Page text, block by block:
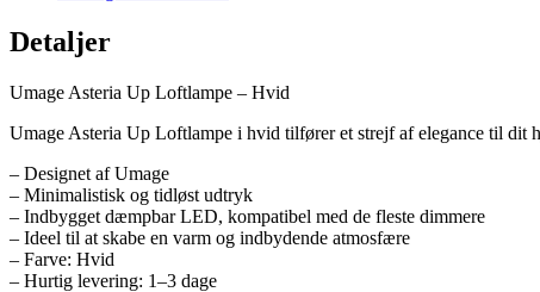
Detaljer
Umage Asteria Up Loftlampe – Hvid
Umage Asteria Up Loftlampe i hvid tilfører et strejf af elegance til dit
– Designet af Umage
– Minimalistisk og tidløst udtryk
– Indbygget dæmpbar LED, kompatibel med de fleste dimmere
– Ideel til at skabe en varm og indbydende atmosfære
– Farve: Hvid
– Hurtig levering: 1–3 dage